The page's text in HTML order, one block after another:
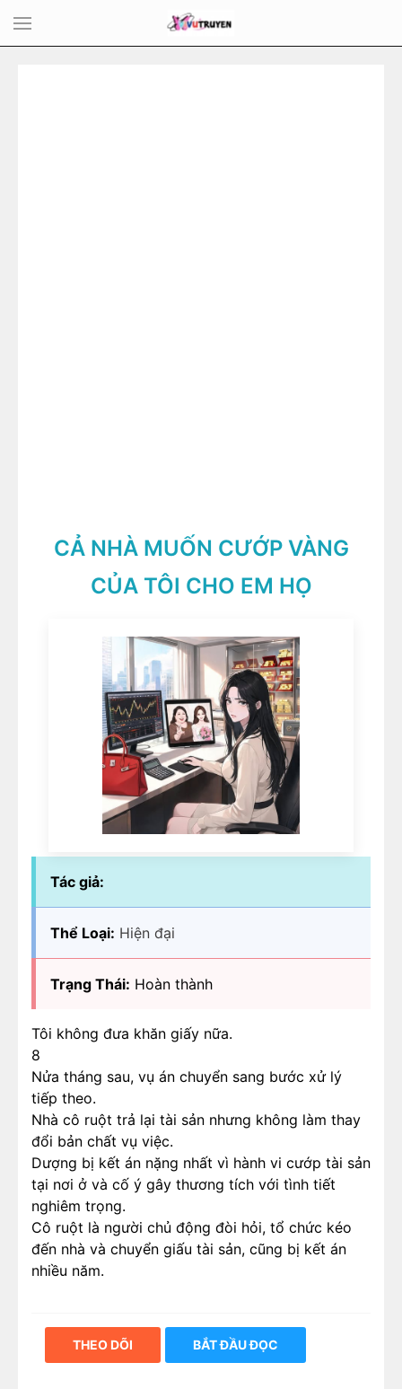
CẢ NHÀ MUỐN CƯỚP VÀNG
CỦA TÔI CHO EM HỌ
Tác giả:
Thể Loại: Hiện đại
Trạng Thái: Hoàn thành
Tôi không đưa khăn giấy nữa.
8
Nửa tháng sau, vụ án chuyển sang bước xử lý
tiếp theo.
Nhà cô ruột trả lại tài sản nhưng không làm thay
đổi bản chất vụ việc.
Dượng bị kết án nặng nhất vì hành vi cướp tài sản
tại nơi ở và cố ý gây thương tích với tình tiết
nghiêm trọng.
Cô ruột là người chủ động đòi hỏi, tổ chức kéo
đến nhà và chuyển giấu tài sản, cũng bị kết án
nhiều năm.
THEO DÕI BẮT ĐẦU ĐỌC